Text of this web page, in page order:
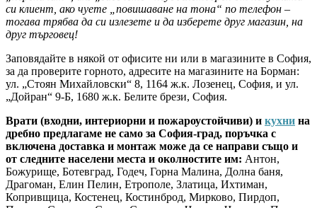
си клиент, ако чуете „повишаване на тона“ по телефон –
тогава трябва да си излезете и да изберете друг магазин, на
друг търговец!
Заповядайте в някой от офисите ни или в магазините в София,
за да проверите горното, адресите на магазините на Борман:
ул. „Стоян Михайловски“ 8, 1164 ж.к. Лозенец, София, и ул.
„Дойран“ 9-Б, 1680 ж.к. Белите брези, София.
Врати (входни, интериорни и пожароустойчиви) и кухни на
дребно предлагаме не само за София-град, поръчка с
включена доставка и монтаж може да се направи също и
от следните населени места и околностите им: Антон,
Божурище, Ботевград, Годеч, Горна Малина, Долна баня,
Драгоман, Елин Пелин, Етрополе, Златица, Ихтиман,
Копривщица, Костенец, Костинброд, Мирково, Пирдоп,